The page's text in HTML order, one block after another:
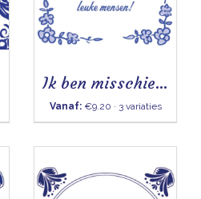
Ik ben misschien een beetje gek
Vanaf:€9.20 · 3 variaties